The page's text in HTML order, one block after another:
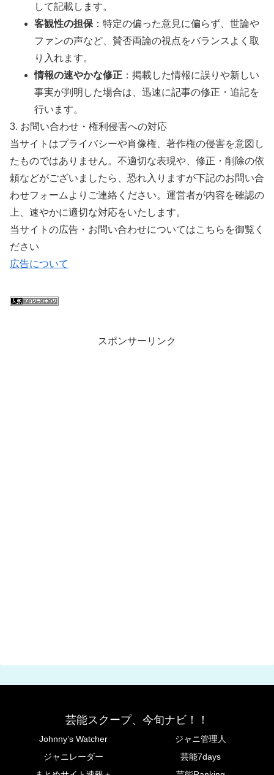
して記載します。
客観性の担保 ：特定の偏った意見に偏らず、世論や
ファンの声など、賛否両論の視点をバランスよく取
り入れます。
情報の速やかな修正 ：掲載した情報に誤りや新しい
事実が判明した場合は、迅速に記事の修正・追記を
行います。
3. お問い合わせ・権利侵害への対応
当サイトはプライバシーや肖像権、著作権の侵害を意図し
たものではありません。不適切な表現や、修正・削除の依
頼などがございましたら、恐れ入りますが下記のお問い合
わせフォームよりご連絡ください。運営者が内容を確認の
上、速やかに適切な対応をいたします。
当サイトの広告・お問い合わせについてはこちらを御覧く
ださい
広告について
スポンサーリンク
芸能スクープ、今旬ナビ！！
Johnny’s Watcher
ジャニ管理人
ジャニレーダー
芸能7days